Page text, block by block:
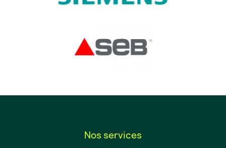
Nos services